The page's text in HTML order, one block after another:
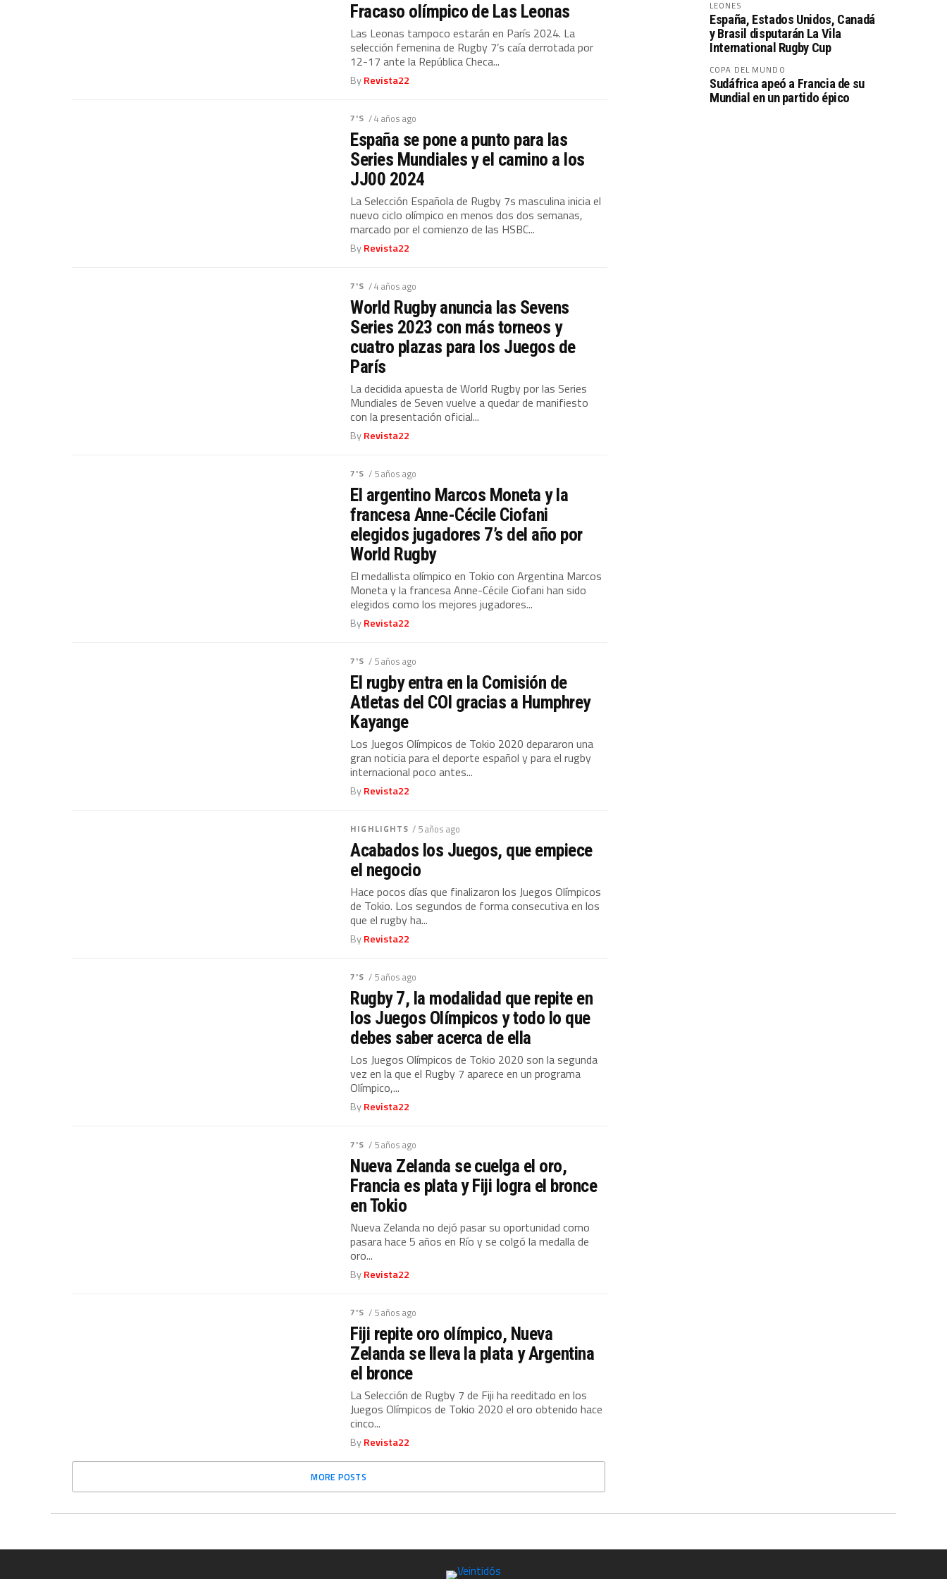
Fracaso olímpico de Las Leonas
Las Leonas tampoco estarán en París 2024. La
selección femenina de Rugby 7’s caía derrotada por
12-17 ante la República Checa...
ByRevista22
7'S / 4 años ago
España se pone a punto para las
Series Mundiales y el camino a los
JJ00 2024
La Selección Española de Rugby 7s masculina inicia el
nuevo ciclo olímpico en menos dos dos semanas,
marcado por el comienzo de las HSBC...
ByRevista22
7'S / 4 años ago
World Rugby anuncia las Sevens
Series 2023 con más torneos y
cuatro plazas para los Juegos de
París
La decidida apuesta de World Rugby por las Series
Mundiales de Seven vuelve a quedar de manifiesto
con la presentación oficial...
ByRevista22
7'S / 5 años ago
El argentino Marcos Moneta y la
francesa Anne-Cécile Ciofani
elegidos jugadores 7’s del año por
World Rugby
El medallista olímpico en Tokio con Argentina Marcos
Moneta y la francesa Anne-Cécile Ciofani han sido
elegidos como los mejores jugadores...
ByRevista22
7'S / 5 años ago
El rugby entra en la Comisión de
Atletas del COI gracias a Humphrey
Kayange
Los Juegos Olímpicos de Tokio 2020 depararon una
gran noticia para el deporte español y para el rugby
internacional poco antes...
ByRevista22
HIGHLIGHTS / 5 años ago
Acabados los Juegos, que empiece
el negocio
Hace pocos días que finalizaron los Juegos Olímpicos
de Tokio. Los segundos de forma consecutiva en los
que el rugby ha...
ByRevista22
7'S / 5 años ago
Rugby 7, la modalidad que repite en
los Juegos Olímpicos y todo lo que
debes saber acerca de ella
Los Juegos Olímpicos de Tokio 2020 son la segunda
vez en la que el Rugby 7 aparece en un programa
Olímpico,...
ByRevista22
7'S / 5 años ago
Nueva Zelanda se cuelga el oro,
Francia es plata y Fiji logra el bronce
en Tokio
Nueva Zelanda no dejó pasar su oportunidad como
pasara hace 5 años en Río y se colgó la medalla de
oro...
ByRevista22
7'S / 5 años ago
Fiji repite oro olímpico, Nueva
Zelanda se lleva la plata y Argentina
el bronce
La Selección de Rugby 7 de Fiji ha reeditado en los
Juegos Olímpicos de Tokio 2020 el oro obtenido hace
cinco...
ByRevista22
MORE POSTS
LEONES
España, Estados Unidos, Canadá
y Brasil disputarán La Vila
International Rugby Cup
COPA DEL MUNDO
Sudáfrica apeó a Francia de su
Mundial en un partido épico